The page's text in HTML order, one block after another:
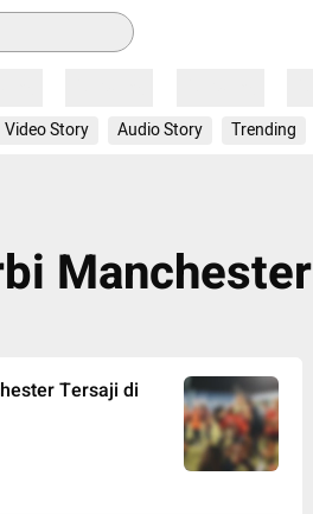
Video Story Audio Story Trending
Manchester
Tersaji di